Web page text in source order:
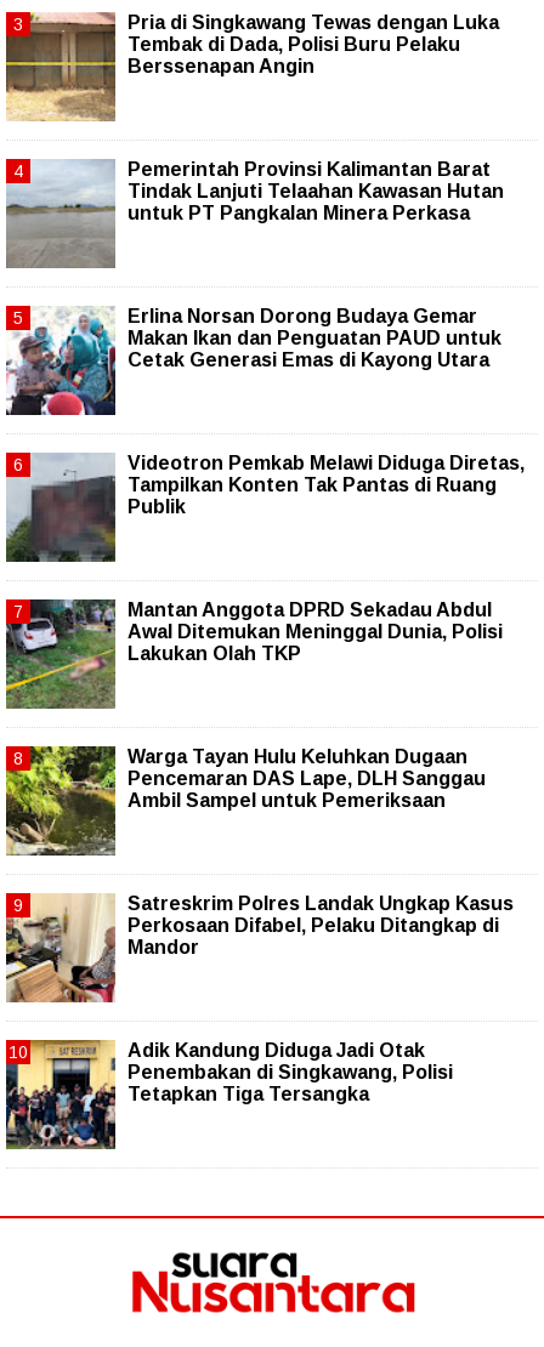
Pria di Singkawang Tewas dengan Luka
Tembak di Dada, Polisi Buru Pelaku
Berssenapan Angin
Pemerintah Provinsi Kalimantan Barat
Tindak Lanjuti Telaahan Kawasan Hutan
untuk PT Pangkalan Minera Perkasa
Erlina Norsan Dorong Budaya Gemar
Makan Ikan dan Penguatan PAUD untuk
Cetak Generasi Emas di Kayong Utara
Videotron Pemkab Melawi Diduga Diretas,
Tampilkan Konten Tak Pantas di Ruang
Publik
Mantan Anggota DPRD Sekadau Abdul
Awal Ditemukan Meninggal Dunia, Polisi
Lakukan Olah TKP
Warga Tayan Hulu Keluhkan Dugaan
Pencemaran DAS Lape, DLH Sanggau
Ambil Sampel untuk Pemeriksaan
Satreskrim Polres Landak Ungkap Kasus
Perkosaan Difabel, Pelaku Ditangkap di
Mandor
Adik Kandung Diduga Jadi Otak
Penembakan di Singkawang, Polisi
Tetapkan Tiga Tersangka